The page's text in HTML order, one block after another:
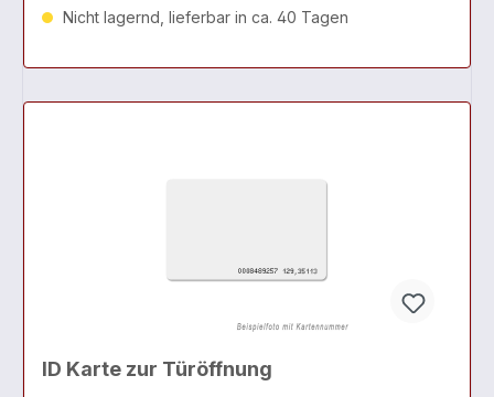
Nicht lagernd, lieferbar in ca. 40 Tagen
ID Karte zur Türöffnung